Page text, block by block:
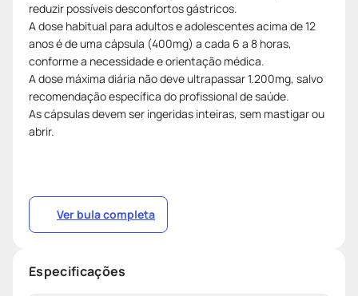
reduzir possíveis desconfortos gástricos.
A dose habitual para adultos e adolescentes acima de 12
anos é de uma cápsula (400mg) a cada 6 a 8 horas,
conforme a necessidade e orientação médica.
A dose máxima diária não deve ultrapassar 1.200mg, salvo
recomendação específica do profissional de saúde.
As cápsulas devem ser ingeridas inteiras, sem mastigar ou
abrir.
Ver bula completa
Especificações